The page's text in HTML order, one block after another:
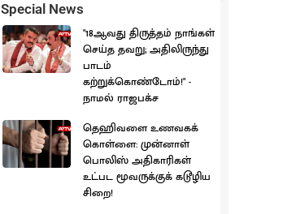
Special News
"18ஆவது திருத்தம் நாங்கள்
செய்த தவறு; அதிலிருந்து
பாடம்
கற்றுக்கொண்டோம்!" -
நாமல் ராஜபக்ச
தெஹிவளை உணவகக்
கொள்ளை: முன்னாள்
பொலிஸ் அதிகாரிகள்
உட்பட மூவருக்குக் கடூழிய
சிறை!